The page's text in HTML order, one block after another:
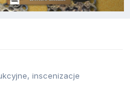
inscenizacje